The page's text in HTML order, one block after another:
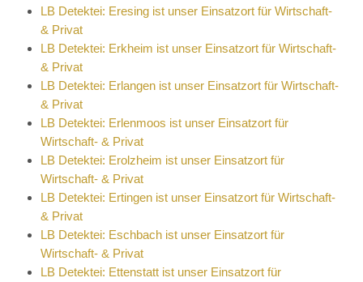
LB Detektei: Eresing ist unser Einsatzort für Wirtschaft-
& Privat
LB Detektei: Erkheim ist unser Einsatzort für Wirtschaft-
& Privat
LB Detektei: Erlangen ist unser Einsatzort für Wirtschaft-
& Privat
LB Detektei: Erlenmoos ist unser Einsatzort für
Wirtschaft- & Privat
LB Detektei: Erolzheim ist unser Einsatzort für
Wirtschaft- & Privat
LB Detektei: Ertingen ist unser Einsatzort für Wirtschaft-
& Privat
LB Detektei: Eschbach ist unser Einsatzort für
Wirtschaft- & Privat
LB Detektei: Ettenstatt ist unser Einsatzort für